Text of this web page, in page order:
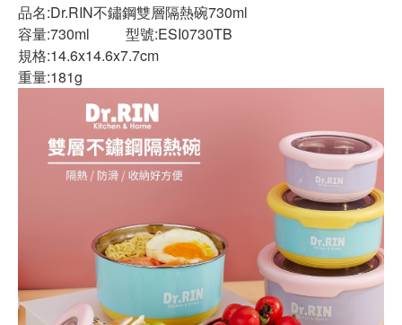
品名:Dr.RIN不鏽鋼雙層隔熱碗730ml
容量:730ml 型號:ESI0730TB
規格:14.6x14.6x7.7cm
重量:181g